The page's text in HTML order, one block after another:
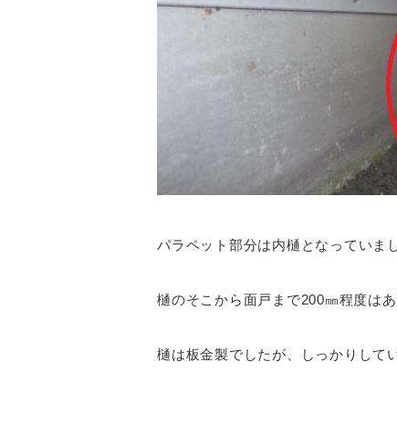
パラペット部分は内樋となっていま
樋のそこから面戸まで200㎜程度はあ
樋は板金製でしたが、しっかりして